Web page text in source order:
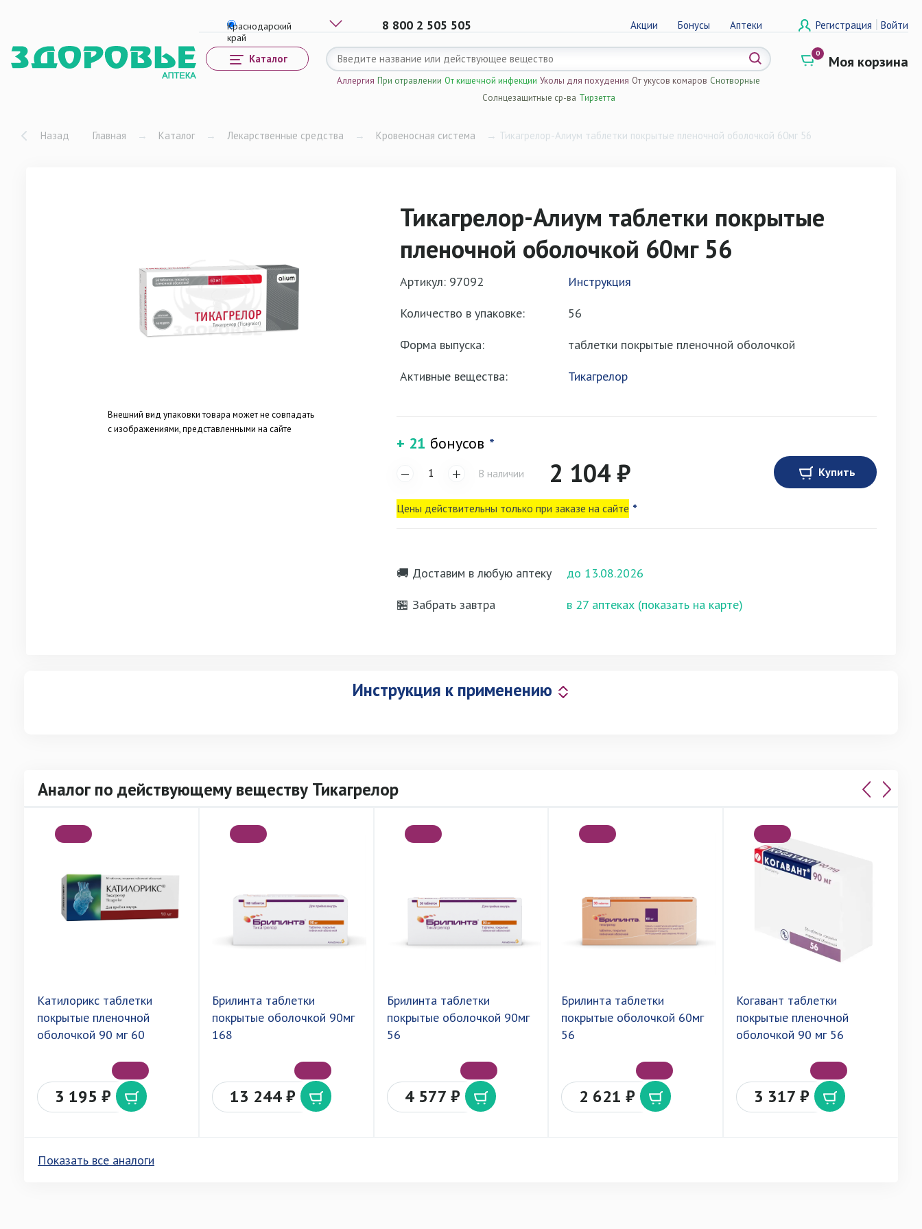
8 800 2 505 505 Акции Бонусы Аптеки Регистрация | Войти
0 Моя корзина
Каталог
Аллергия При отравлении От кишечной инфекции Уколы для похудения От укусов комаров Снотворные
Солнцезащитные ср-ва Тирзетта
Назад Главная → Каталог → Лекарственные средства → Кровеносная система → Тикагрелор-Алиум таблетки покрытые пленочной оболочкой 60мг 56
Внешний вид упаковки товара может не совпадать
с изображениями, представленными на сайте
Тикагрелор-Алиум таблетки покрытые
пленочной оболочкой 60мг 56
Артикул: 97092
Инструкция
Количество в упаковке:
56
Форма выпуска:
таблетки покрытые пленочной оболочкой
Активные вещества:
Тикагрелор
+ 21 бонусов *
В наличии 2 104 ₽ Купить
Цены действительны только при заказе на сайте *
🚚 Доставим в любую аптеку
до 13.08.2026
🏪 Забрать завтра
в 27 аптеках (показать на карте)
Инструкция к применению
Аналог по действующему веществу Тикагрелор
Катилорикс таблетки
покрытые пленочной
оболочкой 90 мг 60
3 195 ₽
Брилинта таблетки
покрытые оболочкой 90мг
168
13 244 ₽
Брилинта таблетки
покрытые оболочкой 90мг
56
4 577 ₽
Брилинта таблетки
покрытые оболочкой 60мг
56
2 621 ₽
Когавант таблетки
покрытые пленочной
оболочкой 90 мг 56
3 317 ₽
Показать все аналоги